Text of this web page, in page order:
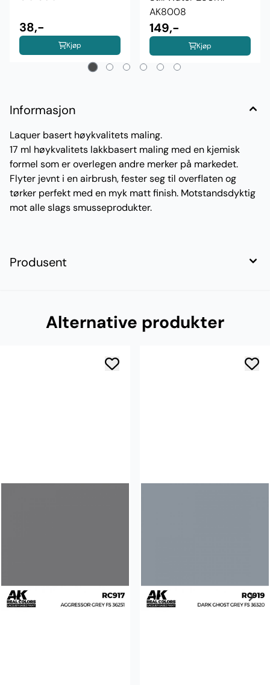
38,-
Kjøp
AK8008
149,-
Kjøp
Informasjon
Laquer basert høykvalitets maling.
17 ml høykvalitets lakkbasert maling med en kjemisk
formel som er overlegen andre merker på markedet.
Flyter jevnt i en airbrush, fester seg til overflaten og
tørker perfekt med en myk matt finish. Motstandsdyktig
mot alle slags smusseprodukter.
Produsent
Alternative produkter